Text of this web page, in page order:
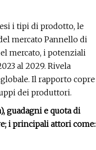
i tipi di prodotto, le
mercato Pannello di
mercato, i potenziali
al 2029. Rivela
Il rapporto copre
dei produttori.
guadagni e quota di
i principali attori come: